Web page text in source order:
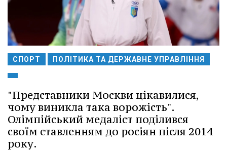
СПОРТ ПОЛІТИКА ТА ДЕРЖАВНЕ УПРАВЛІННЯ
"Представники Москви цікавилися,
чому виникла така ворожість".
Олімпійський медаліст поділився
своїм ставленням до росіян після 2014
року.